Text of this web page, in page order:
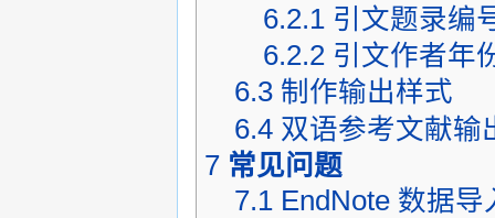
6.2.1 引文题录编
6.2.2 引文作者年
6.3 制作输出样式
6.4 双语参考文献输
7 常见问题
7.1 EndNote 数据